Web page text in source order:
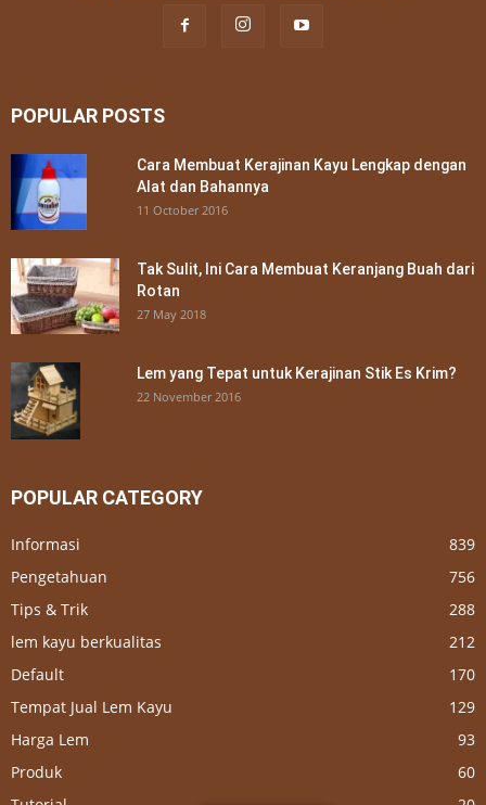
POPULAR POSTS
Cara Membuat Kerajinan Kayu Lengkap dengan
Alat dan Bahannya
11 October 2016
Tak Sulit, Ini Cara Membuat Keranjang Buah dari
Rotan
27 May 2018
Lem yang Tepat untuk Kerajinan Stik Es Krim?
22 November 2016
POPULAR CATEGORY
Informasi
839
Pengetahuan
756
Tips & Trik
288
lem kayu berkualitas
212
Default
170
Tempat Jual Lem Kayu
129
Harga Lem
93
Produk
60